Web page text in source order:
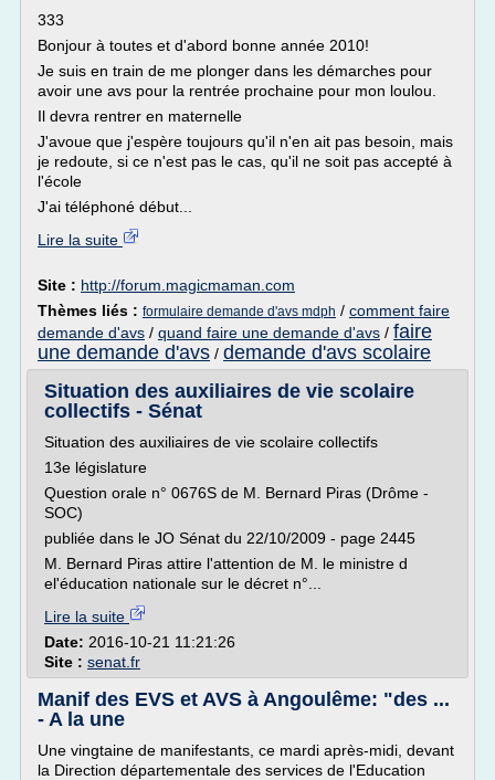
333
Bonjour à toutes et d'abord bonne année 2010!
Je suis en train de me plonger dans les démarches pour
avoir une avs pour la rentrée prochaine pour mon loulou.
Il devra rentrer en maternelle
J'avoue que j'espère toujours qu'il n'en ait pas besoin, mais
je redoute, si ce n'est pas le cas, qu'il ne soit pas accepté à
l'école
J'ai téléphoné début...
Lire la suite
Site : http://forum.magicmaman.com
Thèmes liés : formulaire demande d'avs mdph / comment faire
demande d'avs / quand faire une demande d'avs / faire
une demande d'avs / demande d'avs scolaire
Situation des auxiliaires de vie scolaire
collectifs - Sénat
Situation des auxiliaires de vie scolaire collectifs
13e législature
Question orale n° 0676S de M. Bernard Piras (Drôme -
SOC)
publiée dans le JO Sénat du 22/10/2009 - page 2445
M. Bernard Piras attire l'attention de M. le ministre d
el'éducation nationale sur le décret n°...
Lire la suite
Date: 2016-10-21 11:21:26
Site : senat.fr
Manif des EVS et AVS à Angoulême: "des ...
- A la une
Une vingtaine de manifestants, ce mardi après-midi, devant
la Direction départementale des services de l'Education